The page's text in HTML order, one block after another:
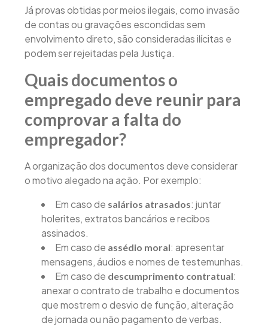
Já provas obtidas por meios ilegais, como invasão
de contas ou gravações escondidas sem
envolvimento direto, são consideradas ilícitas e
podem ser rejeitadas pela Justiça.
Quais documentos o
empregado deve reunir para
comprovar a falta do
empregador?
A organização dos documentos deve considerar
o motivo alegado na ação. Por exemplo:
Em caso de salários atrasados: juntar
holerites, extratos bancários e recibos
assinados.
Em caso de assédio moral: apresentar
mensagens, áudios e nomes de testemunhas.
Em caso de descumprimento contratual:
anexar o contrato de trabalho e documentos
que mostrem o desvio de função, alteração
de jornada ou não pagamento de verbas.